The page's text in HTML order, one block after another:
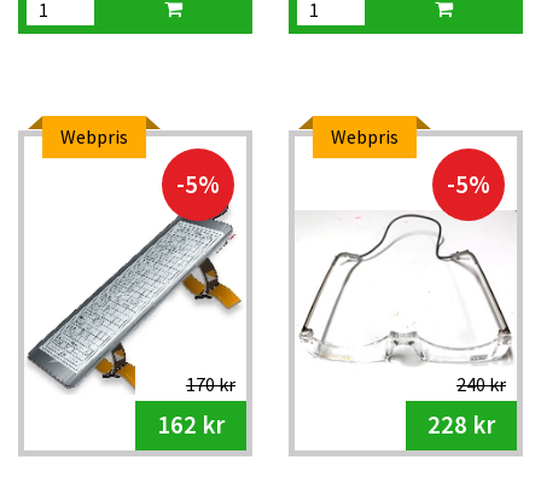
Webpris
-5%
170 kr
162 kr
Webpris
-5%
240 kr
228 kr